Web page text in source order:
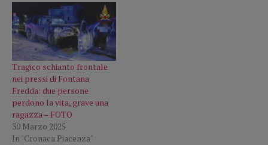
Tragico schianto frontale
nei pressi di Fontana
Fredda: due persone
perdono la vita, grave una
ragazza – FOTO
30 Marzo 2025
In "Cronaca Piacenza"